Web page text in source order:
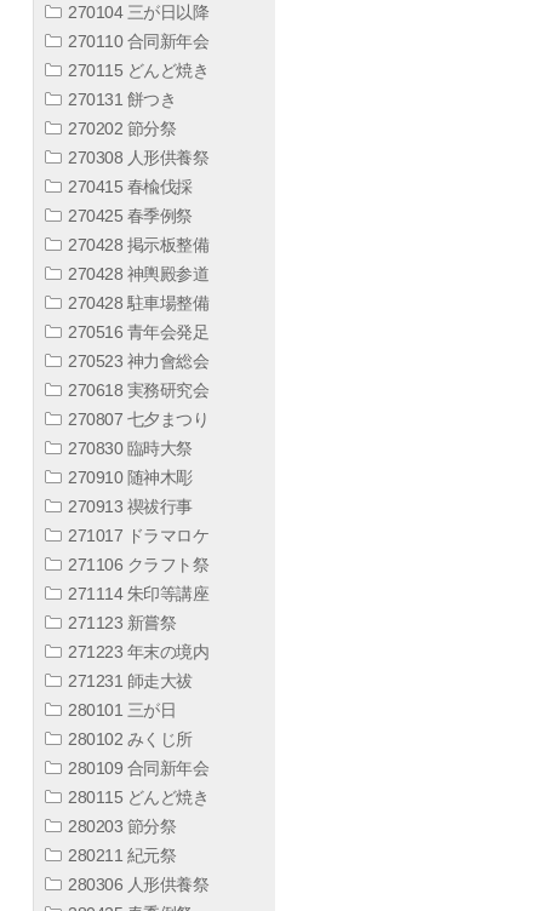
270104 三が日以降
270110 合同新年会
270115 どんど焼き
270131 餅つき
270202 節分祭
270308 人形供養祭
270415 春楡伐採
270425 春季例祭
270428 掲示板整備
270428 神輿殿参道
270428 駐車場整備
270516 青年会発足
270523 神力會総会
270618 実務研究会
270807 七夕まつり
270830 臨時大祭
270910 随神木彫
270913 禊祓行事
271017 ドラマロケ
271106 クラフト祭
271114 朱印等講座
271123 新嘗祭
271223 年末の境内
271231 師走大祓
280101 三が日
280102 みくじ所
280109 合同新年会
280115 どんど焼き
280203 節分祭
280211 紀元祭
280306 人形供養祭